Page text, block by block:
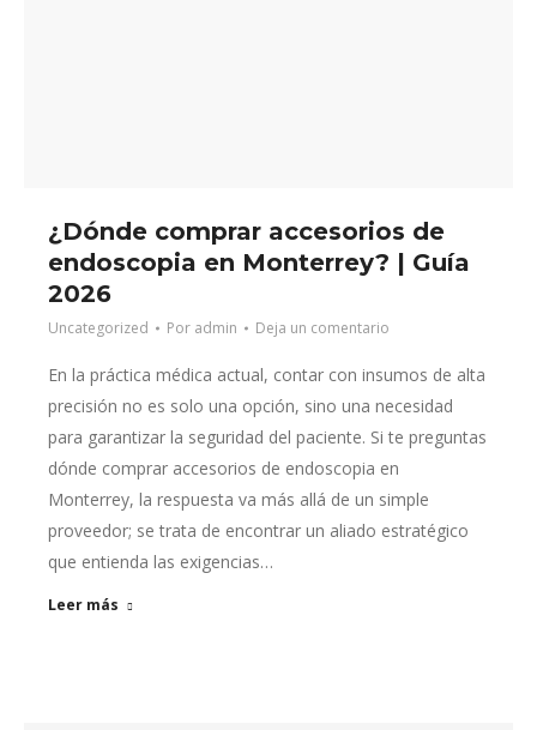
¿Dónde comprar accesorios de
endoscopia en Monterrey? | Guía
2026
Uncategorized Por admin Deja un comentario
En la práctica médica actual, contar con insumos de alta
precisión no es solo una opción, sino una necesidad
para garantizar la seguridad del paciente. Si te preguntas
dónde comprar accesorios de endoscopia en
Monterrey, la respuesta va más allá de un simple
proveedor; se trata de encontrar un aliado estratégico
que entienda las exigencias…
Leer más